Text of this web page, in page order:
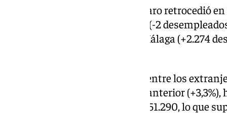
En cuanto a las provincias, el paro retrocedió
Vizcaya (-75 parados) y Cáceres (-2
provincias, especialmente en Málaga (+2.274
Por su parte, el paro registrado entre los
desempleados respecto al mes anterior
inmigrantes en desempleo en 351.290, lo que